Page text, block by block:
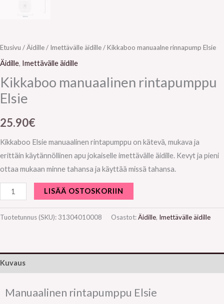
Etusivu /Äidille/ Imettävälle äidille/ Kikkaboo manuaalne rinnapump Elsie
Äidille, Imettävälle äidille
Kikkaboo manuaalinen rintapumppu
Elsie
25.90€
Kikkaboo Elsie manuaalinen rintapumppu on kätevä, mukava ja
erittäin käytännöllinen apu jokaiselle imettävälle äidille. Kevyt ja pieni
ottaa mukaan minne tahansa ja käyttää missä tahansa.
LISÄÄ OSTOSKORIIN
Tuotetunnus (SKU): 31304010008 Osastot:Äidille, Imettävälle äidille
Kuvaus
Manuaalinen rintapumppu Elsie